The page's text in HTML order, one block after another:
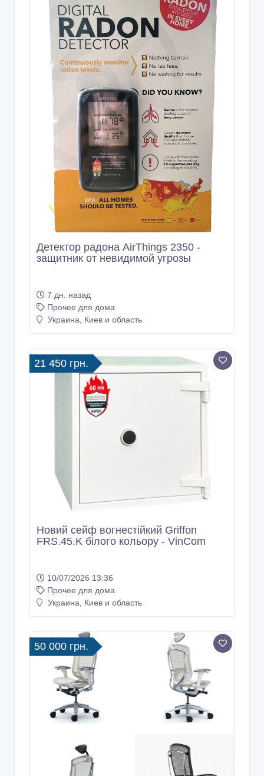
Детектор радона AirThings 2350 -
защитник от невидимой угрозы
7 дн. назад
Прочее для дома
Украина, Киев и область
21 450 грн.
Новий сейф вогнестійкий Griffon
FRS.45.K білого кольору - VinCom
10/07/2026 13:36
Прочее для дома
Украина, Киев и область
50 000 грн.